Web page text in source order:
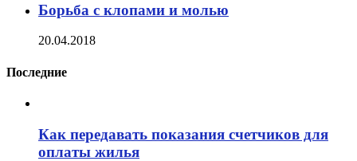
Борьба с клопами и молью
20.04.2018
Последние
Как передавать показания счетчиков для
оплаты жилья